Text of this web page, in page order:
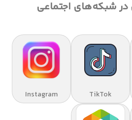
در شبکه‌های اجتماعی
TikTok
Instagram